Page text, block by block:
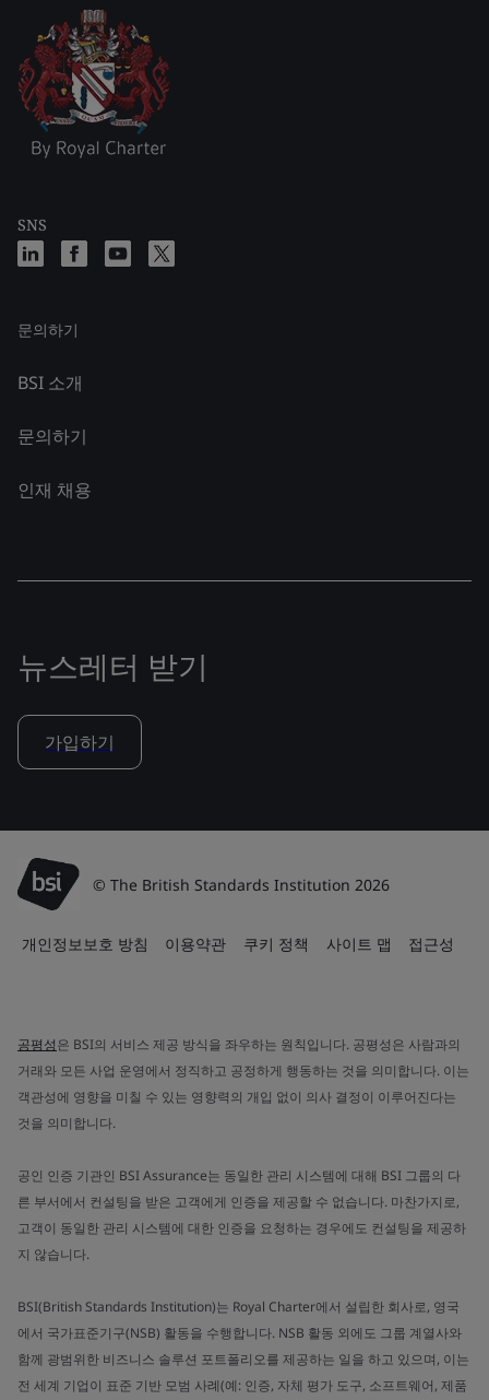
SNS
문의하기
BSI 소개
문의하기
인재 채용
뉴스레터 받기
가입하기
© The British Standards Institution 2026
개인정보보호 방침 이용약관 쿠키 정책 사이트 맵 접근성
공평성은 BSI의 서비스 제공 방식을 좌우하는 원칙입니다. 공평성은 사람과의
거래와 모든 사업 운영에서 정직하고 공정하게 행동하는 것을 의미합니다. 이는
객관성에 영향을 미칠 수 있는 영향력의 개입 없이 의사 결정이 이루어진다는
것을 의미합니다.
공인 인증 기관인 BSI Assurance는 동일한 관리 시스템에 대해 BSI 그룹의 다
른 부서에서 컨설팅을 받은 고객에게 인증을 제공할 수 없습니다. 마찬가지로,
고객이 동일한 관리 시스템에 대한 인증을 요청하는 경우에도 컨설팅을 제공하
지 않습니다.
BSI(British Standards Institution)는 Royal Charter에서 설립한 회사로, 영국
에서 국가표준기구(NSB) 활동을 수행합니다. NSB 활동 외에도 그룹 계열사와
함께 광범위한 비즈니스 솔루션 포트폴리오를 제공하는 일을 하고 있으며, 이는
전 세계 기업이 표준 기반 모범 사례(예: 인증, 자체 평가 도구, 소프트웨어, 제품